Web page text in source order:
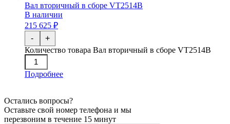
Вал вторичный в сборе VT2514B
В наличии
215 625 ₽
-
Количество товара Вал вторичный в сборе VT2514B
+
Подробнее
Остались вопросы?
Оставьте свой номер телефона и мы
перезвоним в течение 15 минут